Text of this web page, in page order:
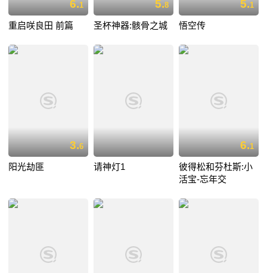
6.1
重启咲良田 前篇
5.8
圣杯神器:骸骨之城
5.1
悟空传
3.6
阳光劫匪 请神灯1
6.1
彼得松和芬杜斯:小
活宝-忘年交